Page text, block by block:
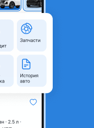
может быть
Туркестанская
- 2017 F10/F11/F07